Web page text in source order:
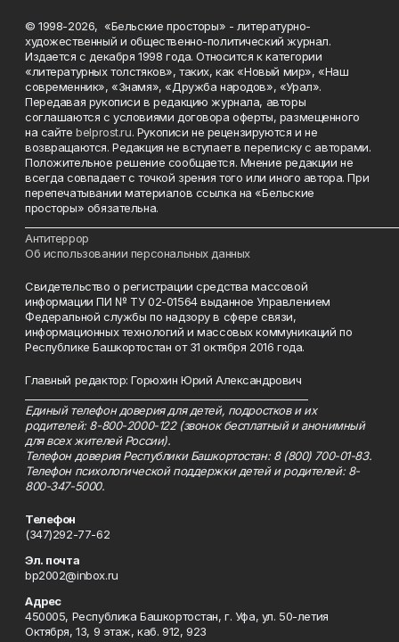
© 1998-2026, «Бельские просторы» - литературно-
художественный и общественно-политический журнал.
Издается с декабря 1998 года. Относится к категории
«литературных толстяков», таких, как «Новый мир», «Наш
современник», «Знамя», «Дружба народов», «Урал».
Передавая рукописи в редакцию журнала, авторы
соглашаются с условиями договора оферты, размещенного
на сайтеbelprost.ru. Рукописи не рецензируются и не
возвращаются. Редакция не вступает в переписку с авторами.
Положительное решение сообщается. Мнение редакции не
всегда совпадает с точкой зрения того или иного автора. При
перепечатывании материалов ссылка на «Бельские
просторы» обязательна.
Антитеррор
Об использовании персональных данных
Свидетельство о регистрации средства массовой
информации ПИ № ТУ 02-01564 выданное Управлением
Федеральной службы по надзору в сфере связи,
информационных технологий и массовых коммуникаций по
Республике Башкортостан от 31 октября 2016 года.
Главный редактор: Горюхин Юрий Александрович
Единый телефон доверия для детей, подростков и их
родителей: 8-800-2000-122 (звонок бесплатный и анонимный
для всех жителей России).
Телефон доверия Республики Башкортостан: 8 (800) 700-01-83.
Телефон психологической поддержки детей и родителей: 8-
800-347-5000.
Телефон
(347)292-77-62
Эл. почта
bp2002@inbox.ru
Адрес
450005, Республика Башкортостан, г. Уфа, ул. 50-летия
Октября, 13, 9 этаж, каб. 912, 923